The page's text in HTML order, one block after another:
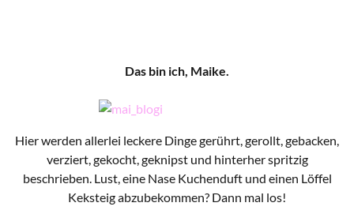
Das bin ich, Maike.
Hier werden allerlei leckere Dinge gerührt, gerollt, gebacken,
verziert, gekocht, geknipst und hinterher spritzig
beschrieben. Lust, eine Nase Kuchenduft und einen Löffel
Keksteig abzubekommen? Dann mal los!